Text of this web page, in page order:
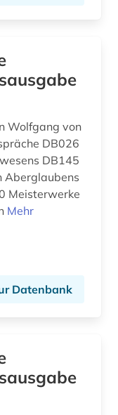
DB026
DB145
Aberglaubens
Meisterwerke
Mehr
Datenbank